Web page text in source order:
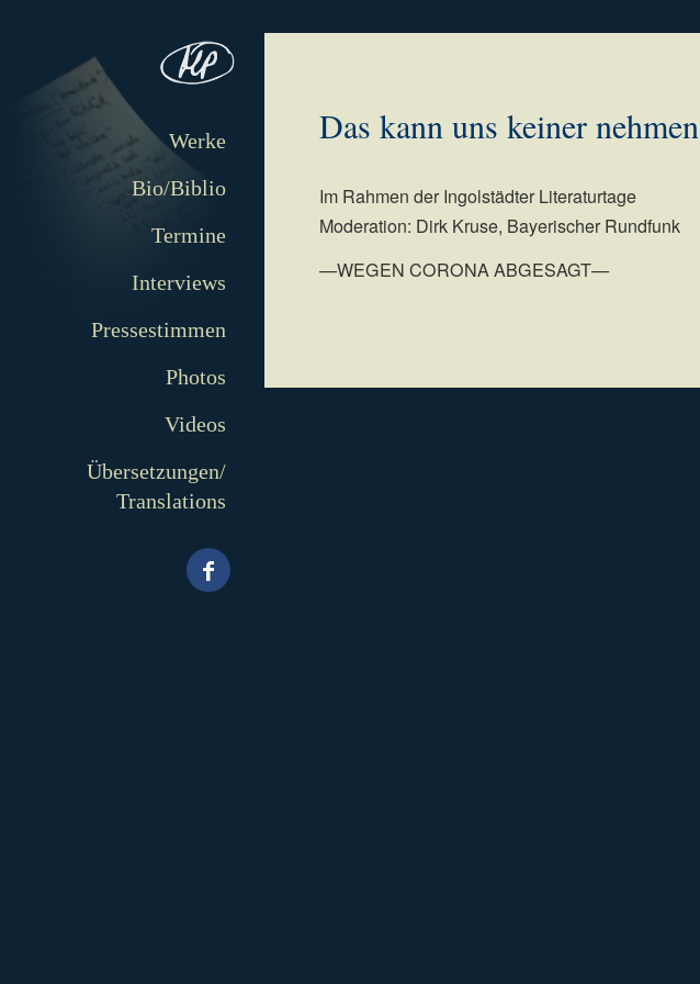
Werke
Bio/Biblio
Termine
Interviews
Pressestimmen
Photos
Videos
Übersetzungen/
Translations
Das kann uns keiner nehmen
Im Rahmen der Ingolstädter Literaturtage
Moderation: Dirk Kruse, Bayerischer Rundfunk
—WEGEN CORONA ABGESAGT—